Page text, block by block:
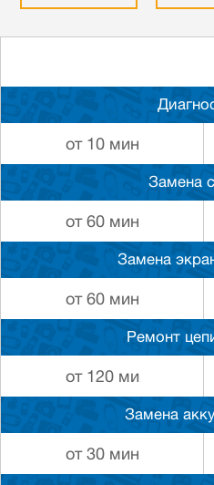
от 10 мин
Замена
от 60 мин
Замена
от 60 мин
Ремонт
от 120 ми
Замена
от 30 мин